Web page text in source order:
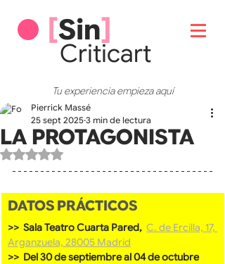
[Sin]
Criticart
Tu experiencia empieza aquí
LA PROTAGONISTA
Pierrick Massé
25 sept 2025 3 min de lectura
Obtuvo NaN de 5 estrellas.
DATOS PRÁCTICOS
>>  Sala Teatro Cuarta Pared, C. de Ercilla, 17,
Arganzuela, 28005 Madrid
>>  Del 30 de septiembre al 04 de octubre